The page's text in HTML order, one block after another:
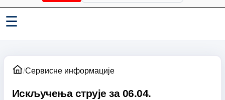
☰
/Сервисне информације
Искључења струје за 06.04.